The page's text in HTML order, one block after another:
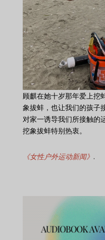
顾麒在她十岁那年爱上挖
象拔蚌，也让我们的孩子
对家一诱导我们所接触的
挖象拔蚌特别热衷。
《女性户外运动新闻》 .